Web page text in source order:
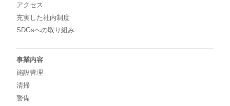
アクセス
充実した社内制度
SDGsへの取り組み
事業内容
施設管理
清掃
警備